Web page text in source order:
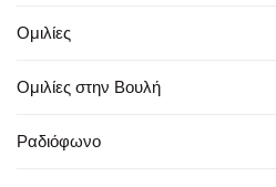
Ομιλίες
Ομιλίες στην Βουλή
Ραδιόφωνο